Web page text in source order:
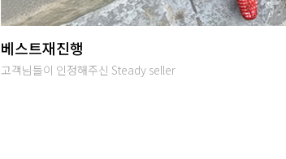
당일발송
오후 2시까지 입금완료시 당일출고